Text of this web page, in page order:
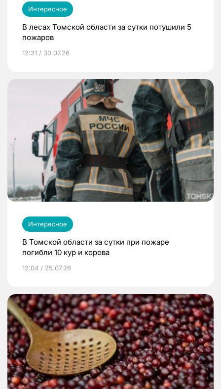
Интересное
В лесах Томской области за сутки потушили 5
пожаров
12:31 / 30.07.26
Интересное
В Томской области за сутки при пожаре
погибли 10 кур и корова
12:04 / 25.07.26